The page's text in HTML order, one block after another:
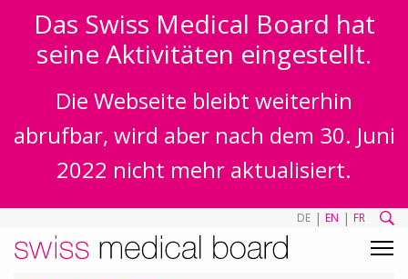
Das Swiss Medical Board hat
seine Aktivitäten eingestellt.
Die Webseite bleibt weiterhin
abrufbar, wird aber nach dem 30. Juni
2022 nicht mehr aktualisiert.
DE | EN | FR